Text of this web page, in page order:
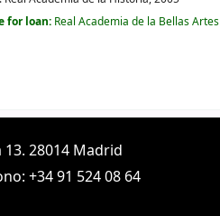
for loan: Real Academia de la Bellas
13. 28014 Madrid
+34 91 524 08 64